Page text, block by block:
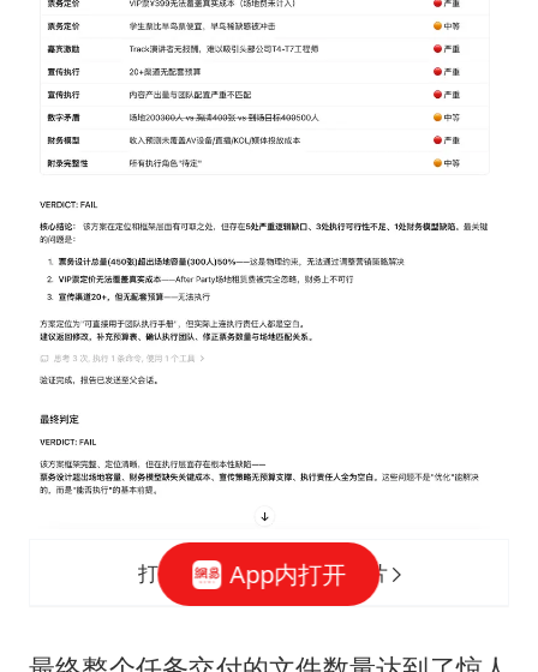
打开网易新闻 查看精彩图片
App内打开